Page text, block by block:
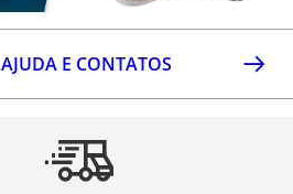
AJUDA E CONTATOS